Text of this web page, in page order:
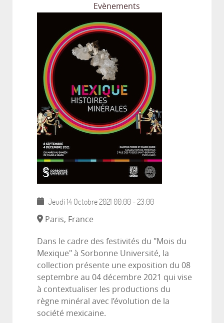
Evènements
Jeudi 14 Octobre 2021 00:00 -23:00
Paris, France
Dans le cadre des festivités du "Mois du
Mexique" à Sorbonne Université, la
collection présente une exposition du 08
septembre au 04 décembre 2021 qui vise
à contextualiser les productions du
règne minéral avec l’évolution de la
société mexicaine.